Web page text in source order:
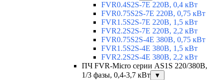
FVR0.4S2S-7E 220В, 0,4 кВт
FVR0.75S2S-7E 220В, 0,75 кВт
FVR1.5S2S-7E 220В, 1,5 кВт
FVR2.2S2S-7E 220В, 2,2 кВт
FVR0.75S2S-4E 380В, 0,75 кВт
FVR1.5S2S-4E 380В, 1,5 кВт
FVR2.2S2S-4E 380В, 2,2 кВт
ПЧ FVR-Micro серии AS1S 220/380В,
1/3 фазы, 0,4-3,7 кВт
▼